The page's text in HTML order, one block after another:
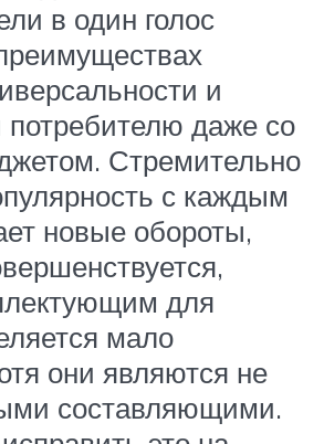
в один голос
и
потребителю даже со
Стремительно
с каждым
новые обороты,
для
мало
они являются не
составляющими.